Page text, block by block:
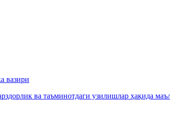
вазири
ва таъминотдаги узилишлар ҳақида